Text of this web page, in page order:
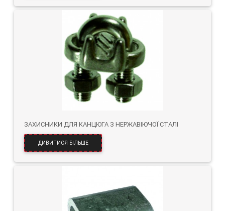
ЗАХИСНИКИ ДЛЯ КАНЦЮГА З НЕРЖАВІЮЧОЇ СТАЛІ
ДИВИТИСЯ БІЛЬШЕ